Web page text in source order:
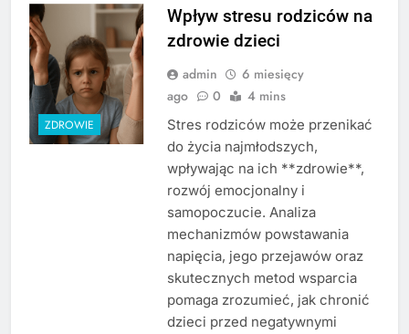
ZDROWIE
Wpływ stresu rodziców na
zdrowie dzieci
admin
6 miesięcy
ago
0 4 mins
Stres rodziców może przenikać
do życia najmłodszych,
wpływając na ich **zdrowie**,
rozwój emocjonalny i
samopoczucie. Analiza
mechanizmów powstawania
napięcia, jego przejawów oraz
skutecznych metod wsparcia
pomaga zrozumieć, jak chronić
dzieci przed negatywnymi